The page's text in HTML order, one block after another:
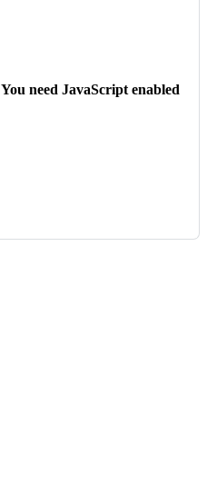
need JavaScript enabled